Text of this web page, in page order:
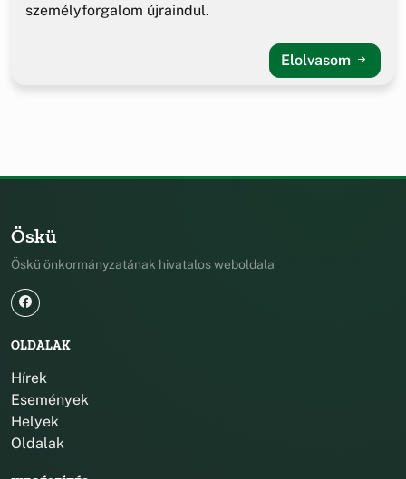
személyforgalom újraindul.
Elolvasom
Öskü
Öskü önkormányzatának hivatalos weboldala
OLDALAK
Hírek
Események
Helyek
Oldalak